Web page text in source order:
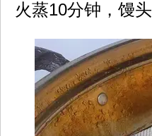
火蒸10分钟，馒